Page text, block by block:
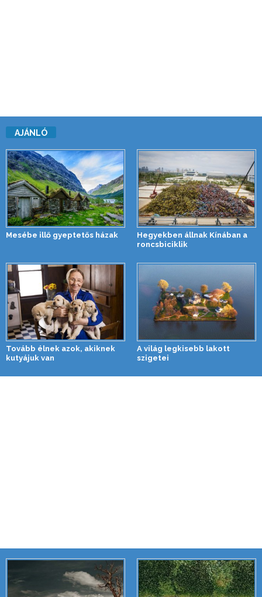
AJÁNLÓ
Mesébe illő gyeptetős házak
Hegyekben állnak Kínában a
roncsbiciklik
Tovább élnek azok, akiknek
kutyájuk van
A világ legkisebb lakott
szigetei